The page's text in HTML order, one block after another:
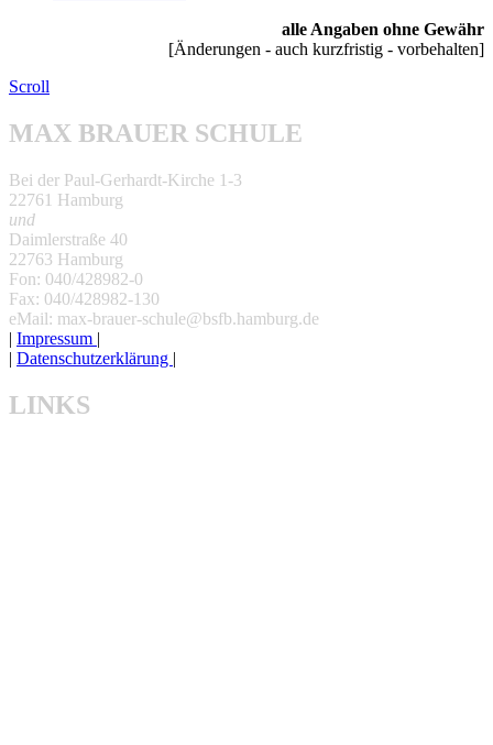
alle Angaben ohne Gewähr
[Änderungen - auch kurzfristig - vorbehalten]
Scroll
MAX BRAUER SCHULE
Bei der Paul-Gerhardt-Kirche 1-3
22761 Hamburg
und
Daimlerstraße 40
22763 Hamburg
Fon: 040/428982-0
Fax: 040/428982-130
eMail: max-brauer-schule@bsfb.hamburg.de
| Impressum |
| Datenschutzerklärung |
LINKS